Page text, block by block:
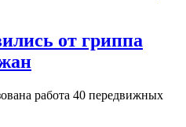
от гриппа
работа 40 передвижных